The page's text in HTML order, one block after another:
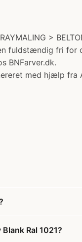
>
fuldstændig fri for
BNFarver.dk.
med hjælp fra
Ral 1021?